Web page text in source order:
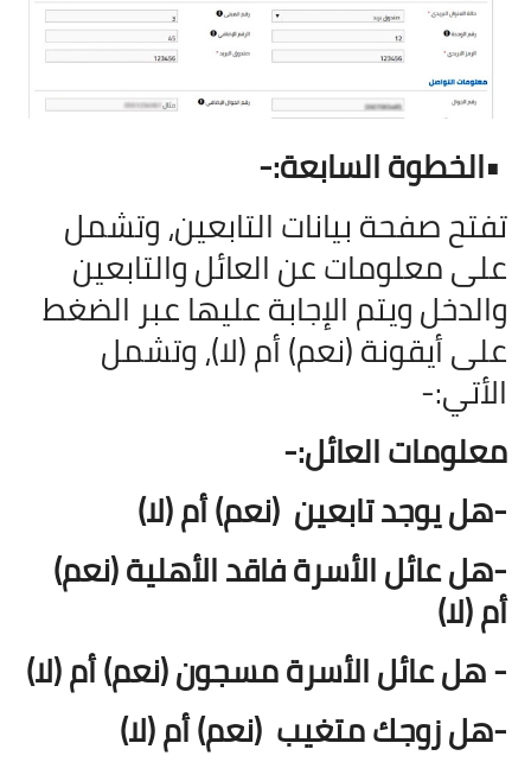
•الخطوة السابعة:-
تفتح صفحة بيانات التابعين، وتشمل
على معلومات عن العائل والتابعين
والدخل ويتم الإجابة عليها عبر الضغط
على أيقونة (نعم) أم (لا)، وتشمل
الأتي:-
معلومات العائل:-
-هل يوجد تابعين (نعم) أم (لا)
-هل عائل الأسرة فاقد الأهلية(نعم)
أم (لا)
- هل عائل الأسرة مسجون(نعم) أم (لا)
-هل زوجك متغيب (نعم) أم (لا)